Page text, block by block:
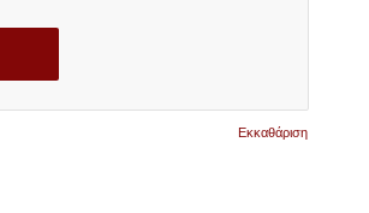
Εκκαθάριση